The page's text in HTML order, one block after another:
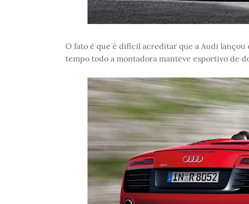
O fato é que é difícil acreditar que a Audi lançou
tempo todo a montadora manteve esportivo de